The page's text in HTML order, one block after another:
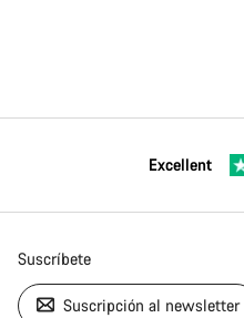
Excellent
Suscríbete
Suscripción al newsletter